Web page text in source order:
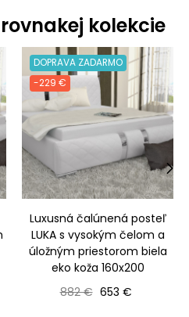
kolekcie
DOPRAVA ZADARMO
-229 €
Luxusná čalúnená posteľ
LUKA s vysokým čelom a
úložným priestorom biela
eko koža 160x200
Bežná cena
882 € Cena
653 €
›